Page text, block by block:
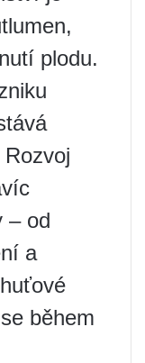
plodu.
– od
a
během